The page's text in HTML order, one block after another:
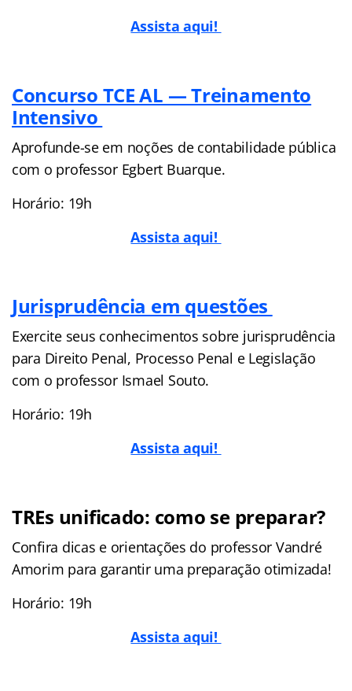
Assista aqui!
Concurso TCE AL — Treinamento
Intensivo
Aprofunde-se em noções de contabilidade pública
com o professor Egbert Buarque.
Horário: 19h
Assista aqui!
Jurisprudência em questões
Exercite seus conhecimentos sobre jurisprudência
para Direito Penal, Processo Penal e Legislação
com o professor Ismael Souto.
Horário: 19h
Assista aqui!
TREs unificado: como se preparar?
Confira dicas e orientações do professor Vandré
Amorim para garantir uma preparação otimizada!
Horário: 19h
Assista aqui!